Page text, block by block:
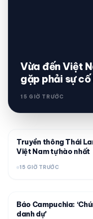
Vừa đến Việt
gặp phải sự cố
15 GIỜ TRƯỚC
Truyền thông Thái
Việt Nam tự hào nhất
15 GIỜ TRƯỚC
Báo Campuchia:
danh dự’